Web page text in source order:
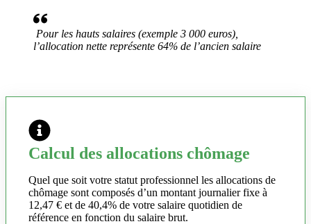
Pour les hauts salaires (exemple 3 000 euros),
l’allocation nette représente 64% de l’ancien salaire
Calcul des allocations chômage
Quel que soit votre statut professionnel les allocations de
chômage sont composés d’un montant journalier fixe à
12,47 € et de 40,4% de votre salaire quotidien de
référence en fonction du salaire brut.